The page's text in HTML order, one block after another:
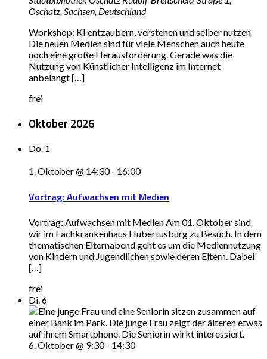
Oschatz, Sachsen, Deutschland
Workshop: KI entzaubern, verstehen und selber nutzen
Die neuen Medien sind für viele Menschen auch heute
noch eine große Herausforderung. Gerade was die
Nutzung von Künstlicher Intelligenz im Internet
anbelangt […]
frei
Oktober 2026
Do. 1
1. Oktober @ 14:30- 16:00
Vortrag: Aufwachsen mit Medien
Vortrag: Aufwachsen mit Medien Am 01. Oktober sind
wir im Fachkrankenhaus Hubertusburg zu Besuch. In dem
thematischen Elternabend geht es um die Mediennutzung
von Kindern und Jugendlichen sowie deren Eltern. Dabei
[…]
frei
Di. 6
6. Oktober @ 9:30- 14:30